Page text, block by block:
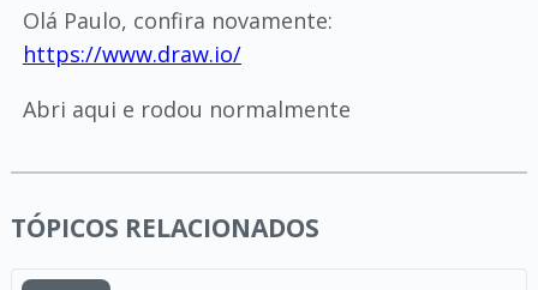
Olá Paulo, confira novamente:
https://www.draw.io/
Abri aqui e rodou normalmente
TÓPICOS RELACIONADOS